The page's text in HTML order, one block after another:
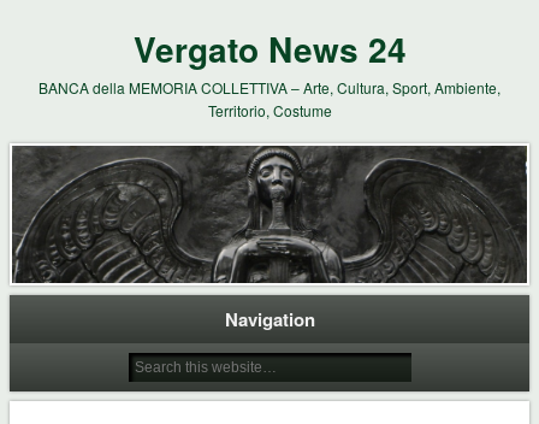
Vergato News 24
BANCA della MEMORIA COLLETTIVA – Arte, Cultura, Sport, Ambiente,
Territorio, Costume
Navigation